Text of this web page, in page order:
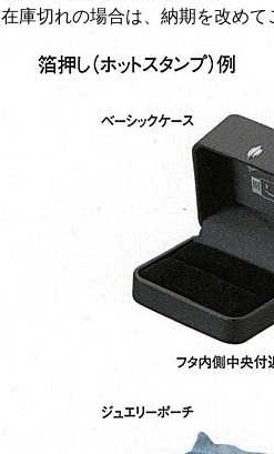
在庫切れの場合は、納期を改め